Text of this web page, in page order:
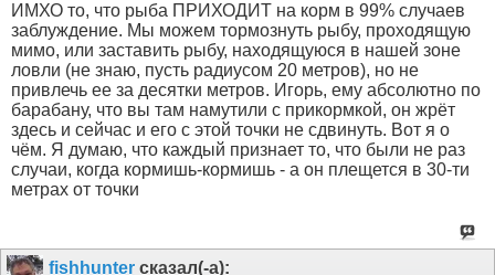
ИМХО то, что рыба ПРИХОДИТ на корм в 99% случаев
заблуждение. Мы можем тормознуть рыбу, проходящую
мимо, или заставить рыбу, находящуюся в нашей зоне
ловли (не знаю, пусть радиусом 20 метров), но не
привлечь ее за десятки метров. Игорь, ему абсолютно по
барабану, что вы там намутили с прикормкой, он жрёт
здесь и сейчас и его с этой точки не сдвинуть. Вот я о
чём. Я думаю, что каждый признает то, что были не раз
случаи, когда кормишь-кормишь - а он плещется в 30-ти
метрах от точки
fishhunter сказал(-а):